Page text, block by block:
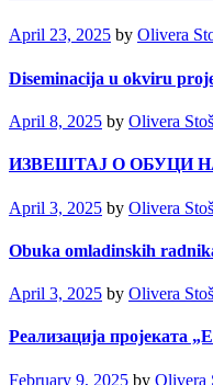
April 23, 2025 by Olivera
Diseminacija u okviru
April 8, 2025 by Olivera
ИЗВЕШТАЈ О ОБУЦИ
April 3, 2025 by Olivera
Obuka omladinskih
April 3, 2025 by Olivera
Реализација пројеката
February 9, 2025 by Olivera